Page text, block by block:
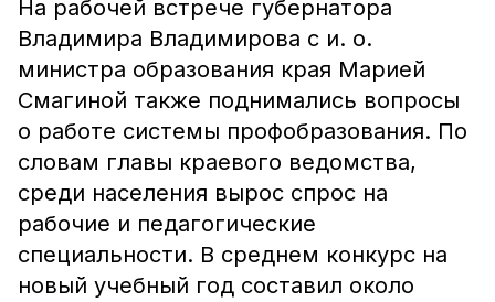
На рабочей встрече губернатора
Владимира Владимирова с и. о.
министра образования края Марией
Смагиной также поднимались вопросы
о работе системы профобразования. По
словам главы краевого ведомства,
среди населения вырос спрос на
рабочие и педагогические
специальности. В среднем конкурс на
новый учебный год составил около